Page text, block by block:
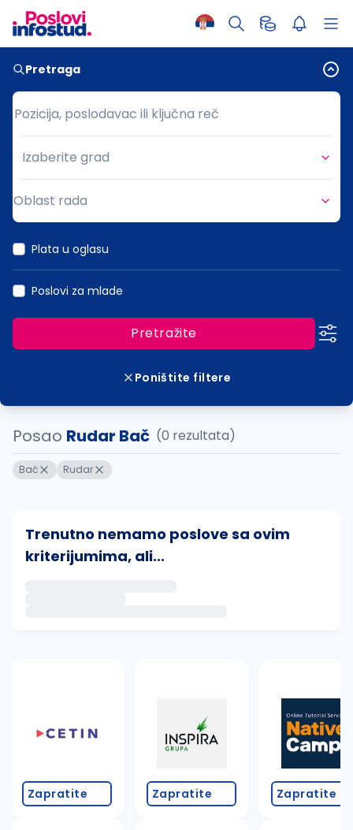
Pretraga
Pozicija, poslodavac ili ključna reč
Pozicija, poslodavac ili ključna reč
Grad
Izaberite grad
Oblast rada
Plata u oglasu
Poslovi za mlade
Pretražite
Poništite filtere
Posao Rudar Bač (0 rezultata)
Bač Rudar
Trenutno nemamo poslove sa ovim
kriterijumima, ali...
proverite pravopisne greške (koristite č, ć, š, đ,
promenite odabrane filtere pretrage
Zapratite Zapratite Zapratite